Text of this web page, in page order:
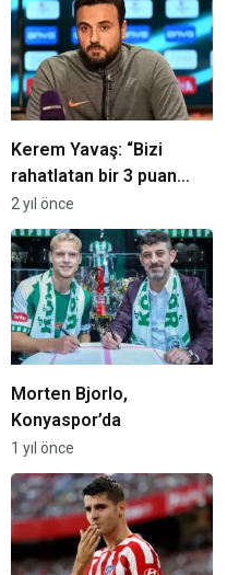
Kerem Yavaş: “Bizi
rahatlatan bir 3 puan
oldu”
2 yıl önce
Morten Bjorlo,
Konyaspor’da
1 yıl önce